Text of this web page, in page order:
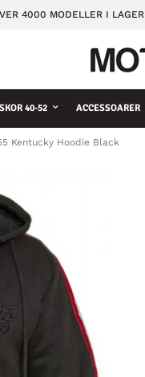
4000 MODELLER I LAGER
40-52 ACCESSOARER
Kentucky Hoodie Black